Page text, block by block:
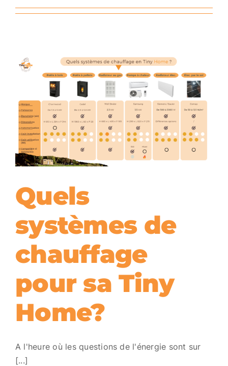
Quels
systèmes de
chauffage
pour sa Tiny
Home?
A l'heure où les questions de l'énergie sont sur
[...]